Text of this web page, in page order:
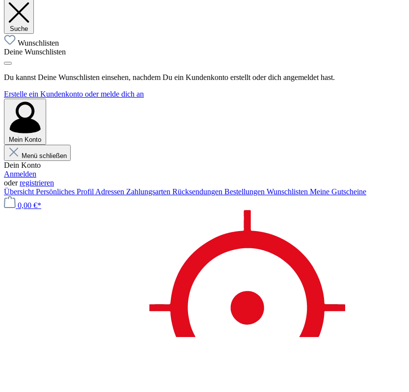
Suche
Wunschlisten
Deine Wunschlisten
Du kannst Deine Wunschlisten einsehen, nachdem Du ein Kundenkonto erstellt oder dich angemeldet hast.
Erstelle ein Kundenkonto oder melde dich an
Mein Konto
Menü schließen
Dein Konto
Anmelden
oderregistrieren
Übersicht Persönliches Profil Adressen Zahlungsarten Rücksendungen Bestellungen Wunschlisten Meine Gutscheine
0,00 €*